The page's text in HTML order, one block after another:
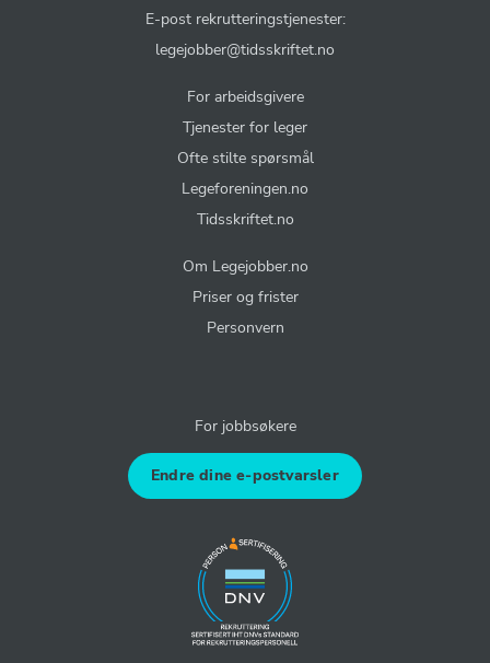
E-post rekrutteringstjenester:
legejobber@tidsskriftet.no
For arbeidsgivere
Tjenester for leger
Ofte stilte spørsmål
Legeforeningen.no
Tidsskriftet.no
Om Legejobber.no
Priser og frister
Personvern
For jobbsøkere
Endre dine e-postvarsler